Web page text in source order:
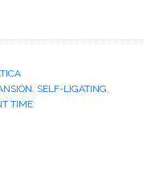
, SELF-LIGATING,
TIME